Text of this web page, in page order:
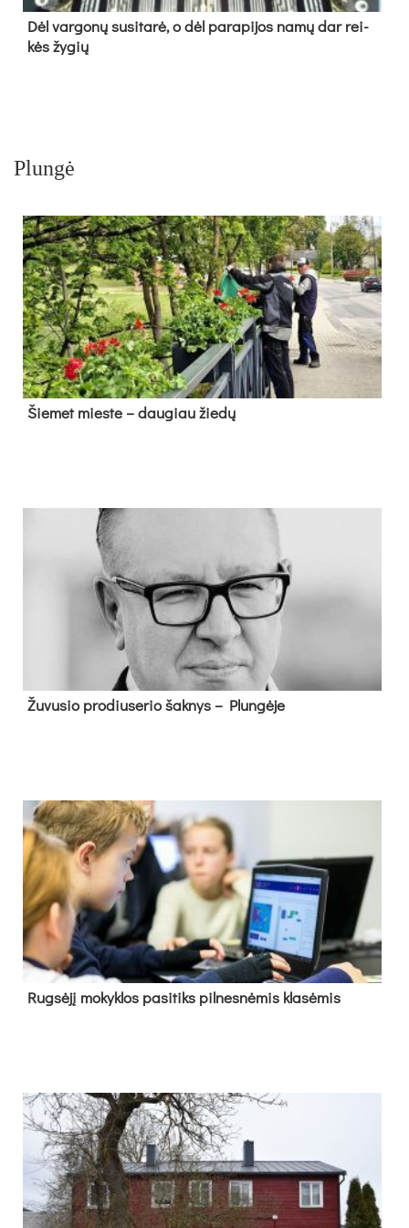
Dėl var­go­nų su­si­ta­rė, o dėl pa­ra­pi­jos na­mų dar rei­
kės žy­gių
Plungė
Šie­met mies­te – dau­giau žie­dų
Žu­vu­sio pro­diu­se­rio šak­nys – Plun­gė­je
Rug­sė­jį mo­kyk­los pa­si­tiks pil­nes­nė­mis kla­sė­mis